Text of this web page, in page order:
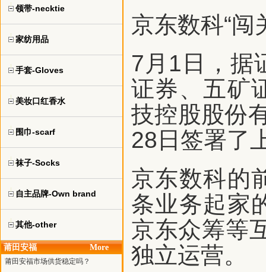
领带-necktie
家纺用品
手套-Gloves
美妆口红香水
围巾-scarf
袜子-Socks
自主品牌-Own brand
其他-other
莆田安福 More
莆田安福市场供货稳定吗？
京东数科“闯
7月1日，据
证券、五矿
技控股股份
28日签署了
京东数科的
条业务起家
京东众筹等
独立运营。